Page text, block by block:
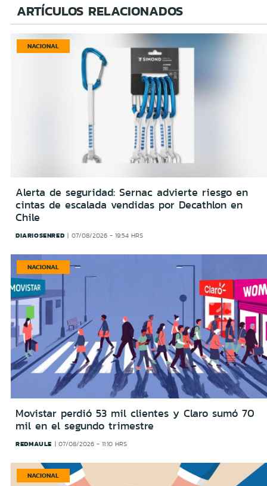
ARTÍCULOS RELACIONADOS
NACIONAL
Alerta de seguridad: Sernac advierte riesgo en
cintas de escalada vendidas por Decathlon en
Chile
DIARIOSENRED 07/08/2026 - 19:54 HRS
NACIONAL
Movistar perdió 53 mil clientes y Claro sumó 70
mil en el segundo trimestre
REDMAULE 07/08/2026 - 11:10 HRS
NACIONAL